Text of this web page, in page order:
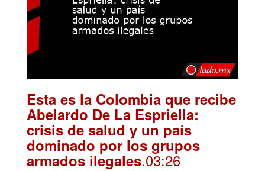
Esta es la Colombia que recibe
Abelardo De La Espriella:
crisis de salud y un país
dominado por los grupos
armados ilegales.03:26